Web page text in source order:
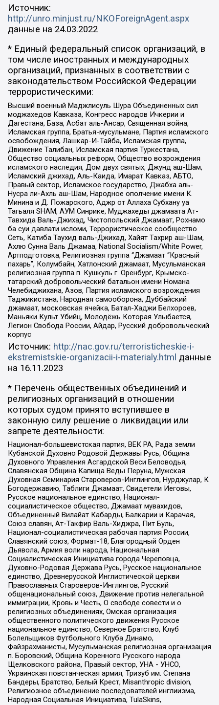
Источник:
http://unro.minjust.ru/NKOForeignAgent.aspx
данные на 24.03.2022
* Единый федеральный список организаций, в
том числе иностранных и международных
организаций, признанных в соответствии с
законодательством Российской Федерации
террористическими:
Высший военный Маджлисуль Шура Объединенных сил
моджахедов Кавказа, Конгресс народов Ичкерии и
Дагестана, База, Асбат аль-Ансар, Священная война,
Исламская группа, Братья-мусульмане, Партия исламского
освобождения, Лашкар-И-Тайба, Исламская группа,
Движение Талибан, Исламская партия Туркестана,
Общество социальных реформ, Общество возрождения
исламского наследия, Дом двух святых, Джунд аш-Шам,
Исламский джихад, Аль-Каида, Имарат Кавказ, АБТО,
Правый сектор, Исламское государство, Джабха аль-
Нусра ли-Ахль аш-Шам, Народное ополчение имени К.
Минина и Д. Пожарского, Аджр от Аллаха Субхану уа
Тагьаля SHAM, АУМ Синрике, Муджахеды джамаата Ат-
Тавхида Валь-Джихад, Чистопольский Джамаат, Рохнамо
ба суи давлати исломи, Террористическое сообщество
Сеть, Катиба Таухид валь-Джихад, Хайят Тахрир аш-Шам,
Ахлю Сунна Валь Джамаа, National Socialism/White Power,
Артподготовка, Религиозная группа “Джамаат “Красный
пахарь”, Колумбайн, Хатлонский джамаат, Мусульманская
религиозная группа п. Кушкуль г. Оренбург, Крымско-
татарский добровольческий батальон имени Номана
Челебиджихана, Азов, Партия исламского возрождения
Таджикистана, Народная самооборона, Дуббайский
джамаат, московская ячейка, Батал-Хаджи Белхороев,
Маньяки Культ Убийц, Молодёжь Которая Улыбается,
Легион Свобода России, Айдар, Русский добровольческий
корпус
Источник: http://nac.gov.ru/terroristicheskie-i-
ekstremistskie-organizacii-i-materialy.html данные
на 16.11.2023
* Перечень общественных объединений и
религиозных организаций в отношении
которых судом принято вступившее в
законную силу решение о ликвидации или
запрете деятельности:
Национал-большевистская партия, ВЕК РА, Рада земли
Кубанской Духовно Родовой Державы Русь, Община
Духовного Управления Асгардской Веси Беловодья,
Славянская Община Капища Веды Перуна, Мужская
Духовная Семинария Староверов-Инглингов, Нурджулар, К
Богодержавию, Таблиги Джамаат, Свидетели Иеговы,
Русское национальное единство, Национал-
социалистическое общество, Джамаат мувахидов,
Объединенный Вилайат Кабарды, Балкарии и Карачая,
Союз славян, Ат-Такфир Валь-Хиджра, Пит Буль,
Национал-социалистическая рабочая партия России,
Славянский союз, Формат-18, Благородный Орден
Дьявола, Армия воли народа, Национальная
Социалистическая Инициатива города Череповца,
Духовно-Родовая Держава Русь, Русское национальное
единство, Древнерусской Инглистической церкви
Православных Староверов-Инглингов, Русский
общенациональный союз, Движение против нелегальной
иммиграции, Кровь и Честь, О свободе совести и о
религиозных объединениях, Омская организация
общественного политического движения Русское
национальное единство, Северное Братство, Клуб
Болельщиков Футбольного Клуба Динамо,
Файзрахманисты, Мусульманская религиозная организация
п. Боровский, Община Коренного Русского народа
Щелковского района, Правый сектор, УНА - УНСО,
Украинская повстанческая армия, Тризуб им. Степана
Бандеры, Братство, Белый Крест, Misanthropic division,
Религиозное объединение последователей инглиизма,
Народная Социальная Инициатива, TulaSkins,